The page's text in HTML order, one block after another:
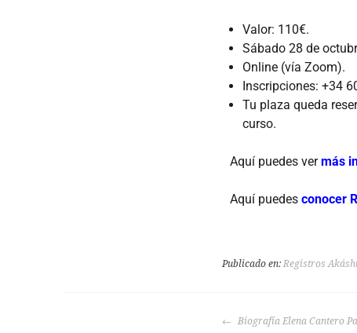
Valor: 110€.
Sábado 28 de
Online (vía Zoom).
Inscripciones: +34
Tu plaza queda
curso.
Aquí puedes vermás
Aquí puedes conocer
Publicado en:Registros
Biografía Elena Cantero